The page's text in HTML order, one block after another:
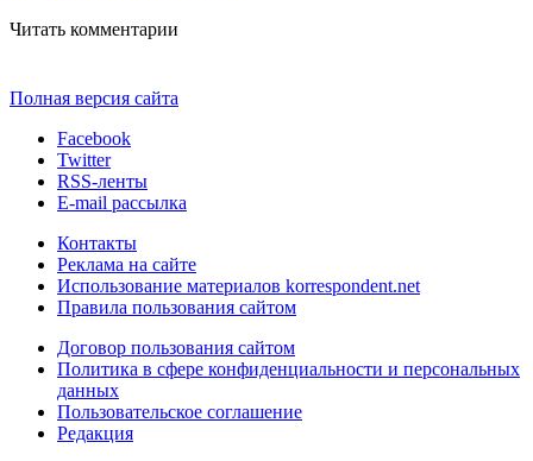
Читать комментарии
Полная версия сайта
Facebook
Twitter
RSS-ленты
E-mail рассылка
Контакты
Реклама на сайте
Использование материалов korrespondent.net
Правила пользования сайтом
Договор пользования сайтом
Политика в сфере конфиденциальности и персональных
данных
Пользовательское соглашение
Редакция